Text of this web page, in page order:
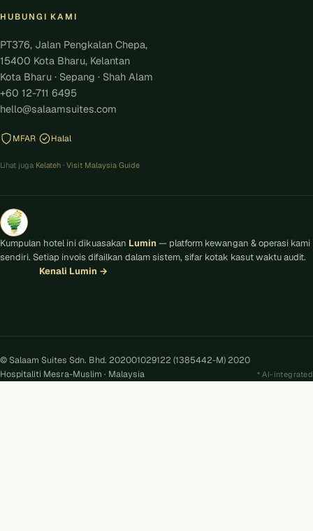
HUBUNGI KAMI
PT376, Jalan Pengkalan Chepa,
15400 Kota Bharu, Kelantan
Kota Bharu · Sepang · Shah Alam
+60 12-711 6495
hello@salaamsuites.com
MFAR Halal
Lihat juga Kelateh · Visit Malaysia Guide
Kumpulan hotel ini dikuasakan Lumin — platform kewangan & operasi kami
sendiri. Setiap invois difailkan dalam sistem, sifar kotak kasut waktu audit.
Kenali Lumin →
© Salaam Suites Sdn. Bhd. 202001029122 (1385442-M) 2020
Hospitaliti Mesra-Muslim · Malaysia
AI-integrated